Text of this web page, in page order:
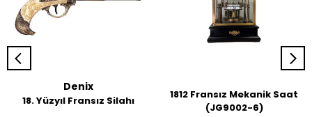
Denix
18. Yüzyıl Fransız Silahı
1812 Fransız Mekanik Saat
(JG9002-6)